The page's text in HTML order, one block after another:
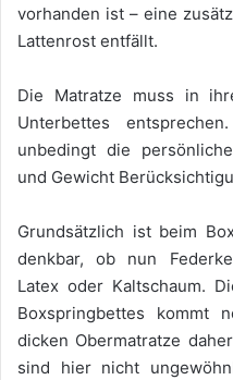
vorhanden ist – eine
Lattenrost entfällt.
Die Matratze muss in
Unterbettes
unbedingt die
und Gewicht
Grundsätzlich ist beim
denkbar, ob nun
Latex oder Kaltschaum.
Boxspringbettes kommt
dicken Obermatratze
sind hier nicht